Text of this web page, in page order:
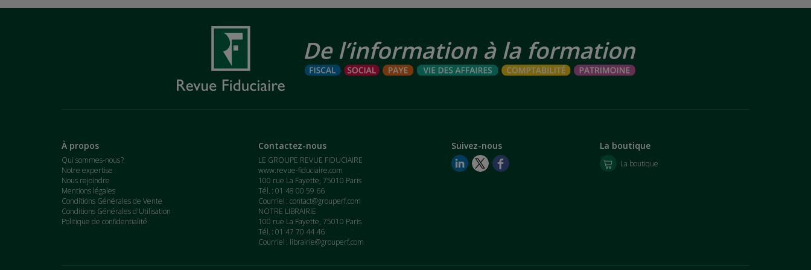
À propos
Qui sommes-nous ?
Notre expertise
Nous rejoindre
Mentions légales
Conditions Générales de Vente
Conditions Générales d'Utilisation
Politique de confidentialité
Contactez-nous
LE GROUPE REVUE FIDUCIAIRE
www.revue-fiduciaire.com
100 rue La Fayette, 75010 Paris
Tél. : 01 48 00 59 66
Courriel : contact@grouperf.com
NOTRE LIBRAIRIE
100 rue La Fayette, 75010 Paris
Tél. : 01 47 70 44 46
Courriel : librairie@grouperf.com
Suivez-nous La boutique
La boutique